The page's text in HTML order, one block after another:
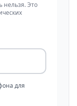
нельзя. Это
для